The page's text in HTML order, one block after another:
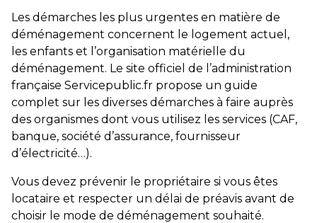
Les démarches les plus urgentes en matière de
déménagement concernent le logement actuel,
les enfants et l’organisation matérielle du
déménagement. Le site officiel de l’administration
française Servicepublic.fr propose un guide
complet sur les diverses démarches à faire auprès
des organismes dont vous utilisez les services (CAF,
banque, société d’assurance, fournisseur
d’électricité…).
Vous devez prévenir le propriétaire si vous êtes
locataire et respecter un délai de préavis avant de
choisir le mode de déménagement souhaité.